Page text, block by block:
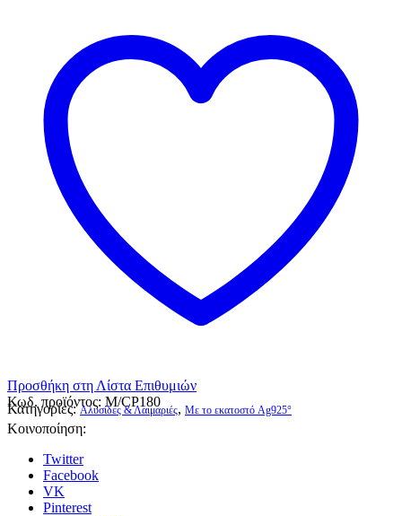
Προσθήκη στη Λίστα Επιθυμιών
Κωδ. προϊόντος: M/CP180
Κατηγορίες:Αλυσίδες & Λαιμαριές, Με το εκατοστό Ag925°
Κοινοποίηση:
Twitter
Facebook
VK
Pinterest